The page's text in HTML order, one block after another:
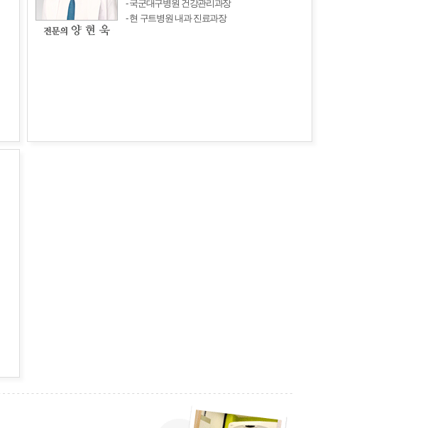
- 국군대구병원 건강관리과장
- 현 구트병원 내과 진료과장